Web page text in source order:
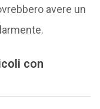
avere un
con